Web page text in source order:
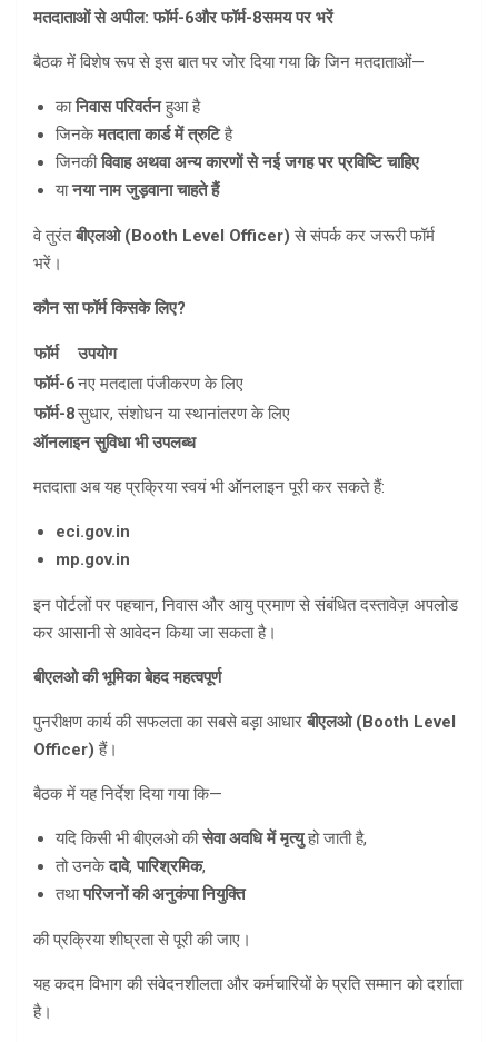
मतदाताओं से अपील: फॉर्म-6और फॉर्म-8समय पर भरें
बैठक में विशेष रूप से इस बात पर जोर दिया गया कि जिन मतदाताओं—
कानिवास परिवर्तनहुआ है
जिनकेमतदाता कार्ड में त्रुटिहै
जिनकीविवाह अथवा अन्य कारणों से नई जगह पर प्रविष्टि चाहिए
यानया नाम जुड़वाना चाहते हैं
वे तुरंतबीएलओ (Booth Level Officer) से संपर्क कर जरूरी फॉर्म
भरें।
कौन सा फॉर्म किसके लिए?
फॉर्म
उपयोग
फॉर्म-6नए मतदाता पंजीकरण के लिए
फॉर्म-8सुधार, संशोधन या स्थानांतरण के लिए
ऑनलाइन सुविधा भी उपलब्ध
मतदाता अब यह प्रक्रिया स्वयं भी ऑनलाइन पूरी कर सकते हैं:
eci.gov.in
mp.gov.in
इन पोर्टलों पर पहचान, निवास और आयु प्रमाण से संबंधित दस्तावेज़ अपलोड
कर आसानी से आवेदन किया जा सकता है।
बीएलओ की भूमिका बेहद महत्वपूर्ण
पुनरीक्षण कार्य की सफलता का सबसे बड़ा आधारबीएलओ (Booth Level
Officer) हैं।
बैठक में यह निर्देश दिया गया कि—
यदि किसी भी बीएलओ कीसेवा अवधि में मृत्युहो जाती है,
तो उनकेदावे,पारिश्रमिक,
तथापरिजनों की अनुकंपा नियुक्ति
की प्रक्रिया शीघ्रता से पूरी की जाए।
यह कदम विभाग की संवेदनशीलता और कर्मचारियों के प्रति सम्मान को दर्शाता
है।